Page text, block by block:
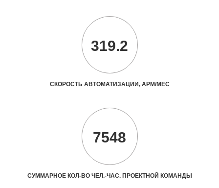
319.2
СКОРОСТЬ АВТОМАТИЗАЦИИ, АРМ/МЕС
7548
СУММАРНОЕ КОЛ-ВО ЧЕЛ.-ЧАС. ПРОЕКТНОЙ КОМАНДЫ